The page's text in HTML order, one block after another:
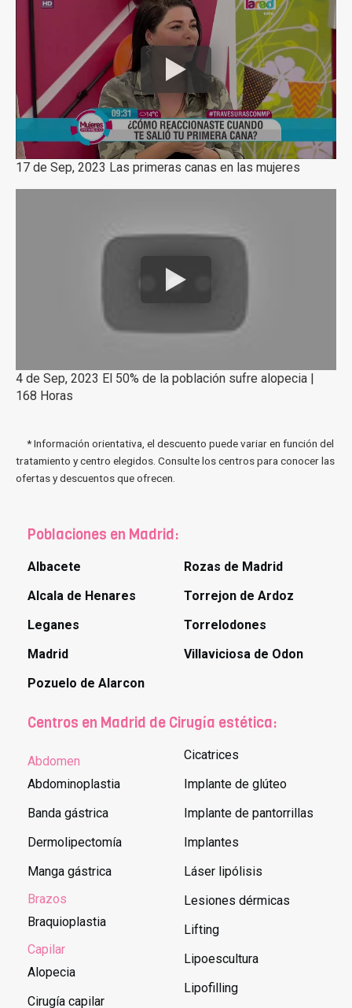
17 de Sep, 2023 Las primeras canas en las mujeres
4 de Sep, 2023 El 50% de la población sufre alopecia |
168 Horas
* Información orientativa, el descuento puede variar en función del
tratamiento y centro elegidos. Consulte los centros para conocer las
ofertas y descuentos que ofrecen.
Poblaciones en Madrid:
Albacete
Alcala de Henares
Leganes
Madrid
Pozuelo de Alarcon
Rozas de Madrid
Torrejon de Ardoz
Torrelodones
Villaviciosa de Odon
Centros en Madrid de Cirugía estética:
Abdomen
Abdominoplastia
Banda gástrica
Dermolipectomía
Manga gástrica
Brazos
Braquioplastia
Capilar
Alopecia
Cirugía capilar
Cicatrices
Implante de glúteo
Implante de pantorrillas
Implantes
Láser lipólisis
Lesiones dérmicas
Lifting
Lipoescultura
Lipofilling